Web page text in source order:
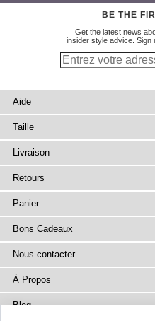
BE THE
Get the latest news
insider style advice. Sign
Aide
Taille
Livraison
Retours
Panier
Bons Cadeaux
Nous contacter
À Propos
Blog